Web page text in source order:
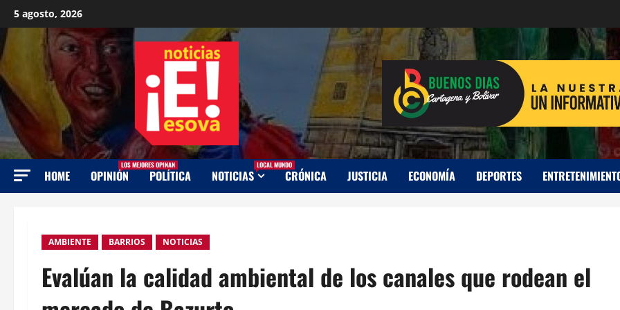
Saltar
al
contenido
5 agosto, 2026
HOME OPINIÓN
LOS MEJORES OPINAN
POLÍTICA NOTICIAS
LOCAL MUNDO
CRÓNICA JUSTICIA ECONOMÍA DEPORTES
AMBIENTE BARRIOS NOTICIAS
Evalúan la calidad ambiental de los canales que rodean el